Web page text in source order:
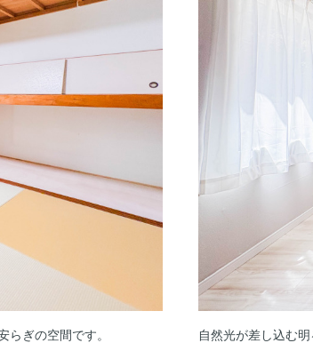
ぎの空間です。
自然光が差し込む